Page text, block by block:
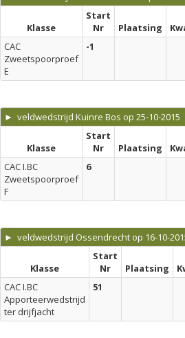
Klasse
Start
Nr
Plaatsing
CAC
Zweetspoorproef
E
-1
► veldwedstrijd Kuinre Bos op 25-10-2015
Klasse
Start
Nr
Plaatsing
CAC I.BC
Zweetspoorproef
F
6
► veldwedstrijd Ossendrecht op 16-10-
Klasse
Start
Nr
Plaatsing
CAC I.BC
Apporteerwedstrijd
ter drijfjacht
51